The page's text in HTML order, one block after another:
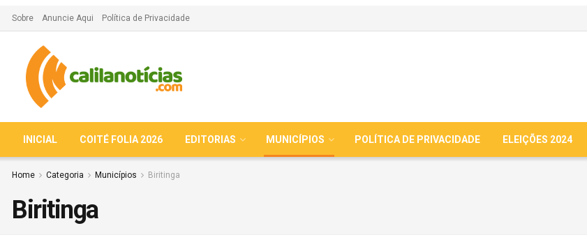
Sobre Anuncie Aqui Política de Privacidade
INICIAL COITÉ FOLIA 2026 EDITORIAS MUNICÍPIOS POLÍTICA DE PRIVACIDADE ELEIÇÕES 2024
Home Categoria Municípios Biritinga
Biritinga